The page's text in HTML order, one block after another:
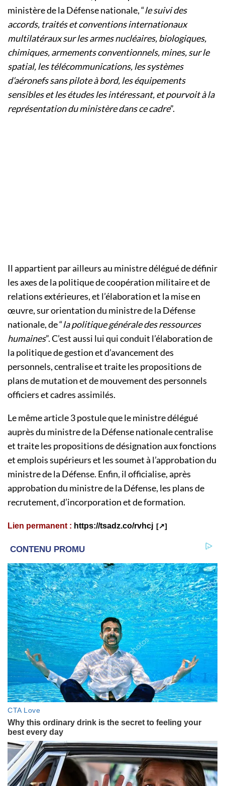
ministère de la Défense nationale, “le suivi des
accords, traités et conventions internationaux
multilatéraux sur les armes nucléaires, biologiques,
chimiques, armements conventionnels, mines, sur le
spatial, les télécommunications, les systèmes
d’aéronefs sans pilote à bord, les équipements
sensibles et les études les intéressant, et pourvoit à la
représentation du ministère dans ce cadre”.
Il appartient par ailleurs au ministre délégué de définir
les axes de la politique de coopération militaire et de
relations extérieures, et l’élaboration et la mise en
œuvre, sur orientation du ministre de la Défense
nationale, de “la politique générale des ressources
humaines”. C’est aussi lui qui conduit l’élaboration de
la politique de gestion et d’avancement des
personnels, centralise et traite les propositions de
plans de mutation et de mouvement des personnels
officiers et cadres assimilés.
Le même article 3 postule que le ministre délégué
auprès du ministre de la Défense nationale centralise
et traite les propositions de désignation aux fonctions
et emplois supérieurs et les soumet à l’approbation du
ministre de la Défense. Enfin, il officialise, après
approbation du ministre de la Défense, les plans de
recrutement, d’incorporation et de formation.
Lien permanent : https://tsadz.co/rvhcj